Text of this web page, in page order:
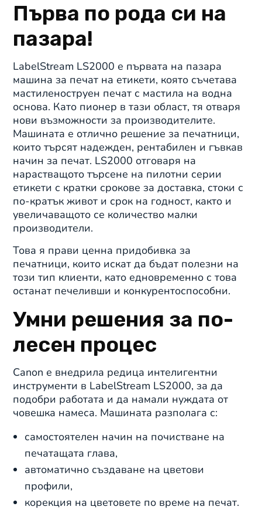
Първа по рода си на
пазара!
LabelStream LS2000 е първата на пазара
машина за печат на етикети, която съчетава
мастиленоструен печат с мастила на водна
основа. Като пионер в тази област, тя отваря
нови възможности за производителите.
Машината е отлично решение за печатници,
които търсят надежден, рентабилен и гъвкав
начин за печат. LS2000 отговаря на
нарастващото търсене на пилотни серии
етикети с кратки срокове за доставка, стоки с
по-кратък живот и срок на годност, както и
увеличаващото се количество малки
производители.
Това я прави ценна придобивка за
печатници, които искат да бъдат полезни на
този тип клиенти, като едновременно с това
останат печеливши и конкурентоспособни.
Умни решения за по-
лесен процес
Canon е внедрила редица интелигентни
инструменти в LabelStream LS2000, за да
подобри работата и да намали нуждата от
човешка намеса. Машината разполага с:
самостоятелен начин на почистване на
печатащата глава,
автоматично създаване на цветови
профили,
корекция на цветовете по време на печат.